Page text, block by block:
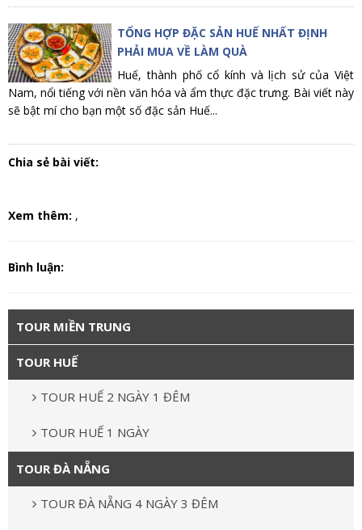
TỔNG HỢP ĐẶC SẢN HUẾ NHẤT ĐỊNH
PHẢI MUA VỀ LÀM QUÀ
Huế, thành phố cổ kính và lịch sử của Việt
Nam, nổi tiếng với nền văn hóa và ẩm thực đặc trưng. Bài viết này
sẽ bật mí cho bạn một số đặc sản Huế...
Chia sẻ bài viết:
Xem thêm: ,
Bình luận:
TOUR MIỀN TRUNG
TOUR HUẾ
TOUR HUẾ 2 NGÀY 1 ĐÊM
TOUR HUẾ 1 NGÀY
TOUR ĐÀ NẴNG
TOUR ĐÀ NẴNG 4 NGÀY 3 ĐÊM